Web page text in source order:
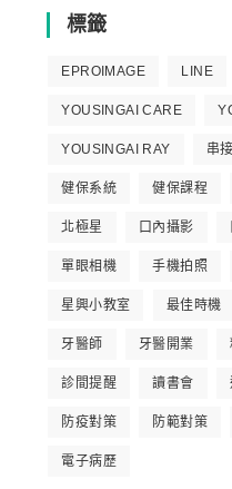
標籤
EPROIMAGE LINE
YOUSINGAI CARE
YOUSINGAI RAY 串接
健保系統 健保課程
北極星 口內攝影
單眼相機 手機拍照
星興小教室 最佳時機
牙醫師 牙醫開業
診間提醒 讀書會
防疫對策 防範對策
電子病歷